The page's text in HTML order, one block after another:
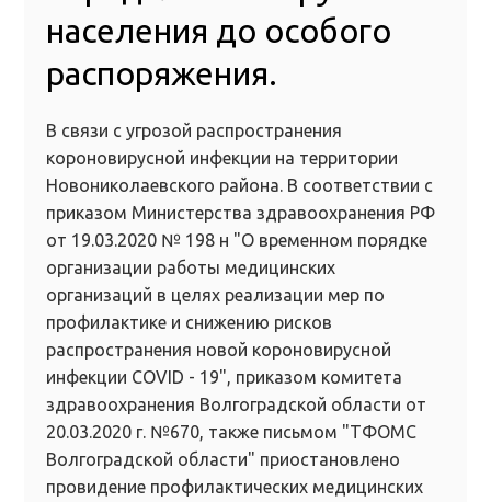
населения до особого
распоряжения.
В связи с угрозой распространения
короновирусной инфекции на территории
Новониколаевского района. В соответствии с
приказом Министерства здравоохранения РФ
от 19.03.2020 № 198 н "О временном порядке
организации работы медицинских
организаций в целях реализации мер по
профилактике и снижению рисков
распространения новой короновирусной
инфекции COVID - 19", приказом комитета
здравоохранения Волгоградской области от
20.03.2020 г. №670, также письмом "ТФОМС
Волгоградской области" приостановлено
провидение профилактических медицинских